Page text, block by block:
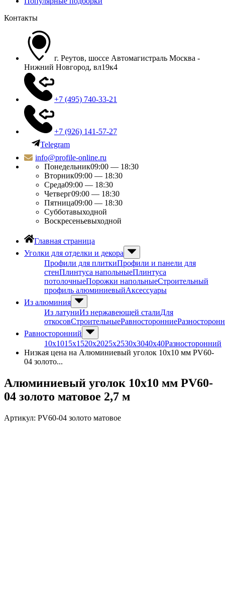
Контакты
г. Реутов, шоссе Автомагистраль Москва -
Нижний Новгород, вл19к4
+7 (495) 740-33-21
+7 (926) 141-57-27
Telegram
info@profile-online.ru
Понедельник09:00 — 18:30
Вторник09:00 — 18:30
Среда09:00 — 18:30
Четверг09:00 — 18:30
Пятница09:00 — 18:30
Субботавыходной
Воскресеньевыходной
Главная страница
Уголки для отделки и декора
Профили для плиткиПрофили и панели для
стенПлинтуса напольныеПлинтуса
потолочныеПорожки напольныеСтроительный
профиль алюминиевыйАксессуары
Из алюминия
Из латуниИз нержавеющей сталиДля
откосовСтроительныеРавносторонние
Равносторонний
10х1015х1520х2025х2530х3040х40Разносторонний
Низкая цена на Алюминиевый уголок 10х10 мм PV60-
04 золото...
Алюминиевый уголок 10х10 мм PV60-
04 золото матовое 2,7 м
Артикул: PV60-04 золото матовое